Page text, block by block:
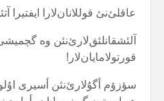
عاقلئ‌نئ قوللانان‌لارا
آلئشقانلئق‌لارئ‌نئن وە
قورتولامایان‌لار!
سؤزۆم أگۇلارئ‌نئن أسیری